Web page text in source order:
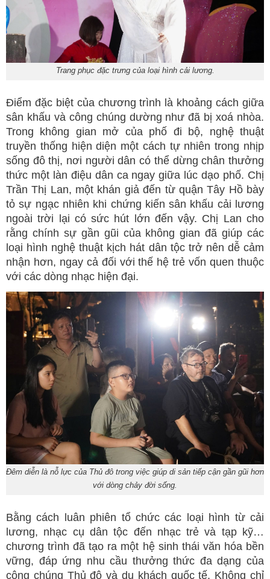
Trang phục đặc trưng của loại hình cải lương.
Điểm đặc biệt của chương trình là khoảng cách giữa
sân khấu và công chúng dường như đã bị xoá nhòa.
Trong không gian mở của phố đi bộ, nghệ thuật
truyền thống hiện diện một cách tự nhiên trong nhịp
sống đô thị, nơi người dân có thể dừng chân thưởng
thức một làn điệu dân ca ngay giữa lúc dạo phố. Chị
Trần Thị Lan, một khán giả đến từ quận Tây Hồ bày
tỏ sự ngạc nhiên khi chứng kiến sân khấu cải lương
ngoài trời lại có sức hút lớn đến vậy. Chị Lan cho
rằng chính sự gần gũi của không gian đã giúp các
loại hình nghệ thuật kịch hát dân tộc trở nên dễ cảm
nhận hơn, ngay cả đối với thế hệ trẻ vốn quen thuộc
với các dòng nhạc hiện đại.
Đêm diễn là nỗ lực của Thủ đô trong việc giúp di sản tiếp cận gần gũi hơn
với dòng chảy đời sống.
Bằng cách luân phiên tổ chức các loại hình từ cải
lương, nhạc cụ dân tộc đến nhạc trẻ và tạp kỹ…
chương trình đã tạo ra một hệ sinh thái văn hóa bền
vững, đáp ứng nhu cầu thưởng thức đa dạng của
công chúng Thủ đô và du khách quốc tế. Không chỉ